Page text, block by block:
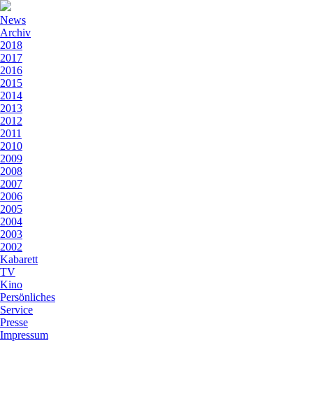
News
Archiv
2018
2017
2016
2015
2014
2013
2012
2011
2010
2009
2008
2007
2006
2005
2004
2003
2002
Kabarett
TV
Kino
Persönliches
Service
Presse
Impressum